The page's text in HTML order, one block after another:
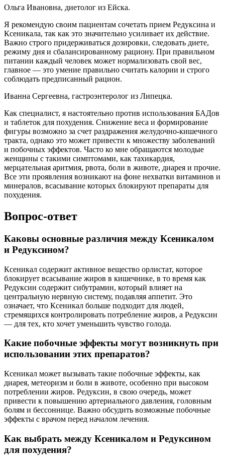
Ольга Ивановна, диетолог из Ейска.
Я рекомендую своим пациентам сочетать прием Редуксина и
Ксеникала, так как это значительно усиливает их действие.
Важно строго придерживаться дозировки, следовать диете,
режиму дня и сбалансированному рациону. При правильном
питании каждый человек может нормализовать свой вес,
главное — это умение правильно считать калории и строго
соблюдать предписанный рацион.
Иванна Сергеевна, гастроэнтеролог из Липецка.
Как специалист, я настоятельно против использования БАДов
и таблеток для похудения. Снижение веса и формирование
фигуры возможно за счет раздражения желудочно-кишечного
тракта, однако это может привести к множеству заболеваний
и побочных эффектов. Часто ко мне обращаются молодые
женщины с такими симптомами, как тахикардия,
мерцательная аритмия, рвота, боли в животе, диарея и прочие.
Все эти проявления возникают на фоне нехватки витаминов и
минералов, всасывание которых блокируют препараты для
похудения.
Вопрос-ответ
Каковы основные различия между Ксеникалом
и Редуксином?
Ксеникал содержит активное вещество орлистат, которое
блокирует всасывание жиров в кишечнике, в то время как
Редуксин содержит сибутрамин, который влияет на
центральную нервную систему, подавляя аппетит. Это
означает, что Ксеникал больше подходит для людей,
стремящихся контролировать потребление жиров, а Редуксин
— для тех, кто хочет уменьшить чувство голода.
Какие побочные эффекты могут возникнуть при
использовании этих препаратов?
Ксеникал может вызывать такие побочные эффекты, как
диарея, метеоризм и боли в животе, особенно при высоком
потреблении жиров. Редуксин, в свою очередь, может
привести к повышению артериального давления, головным
болям и бессоннице. Важно обсудить возможные побочные
эффекты с врачом перед началом лечения.
Как выбрать между Ксеникалом и Редуксином
для похудения?